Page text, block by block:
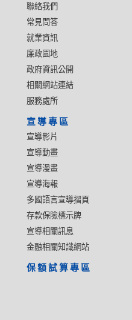
聯絡我們
常見問答
就業資訊
廉政園地
政府資訊公開
相關網站連結
服務處所
宣導專區
宣導影片
宣導動畫
宣導漫畫
宣導海報
多國語言宣導摺頁
存款保險標示牌
宣導相關訊息
金融相關知識網站
保額試算專區